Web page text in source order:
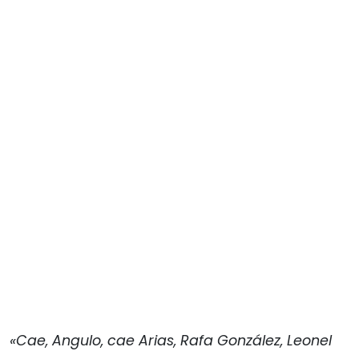
«Cae, Angulo, cae Arias, Rafa González, Leonel